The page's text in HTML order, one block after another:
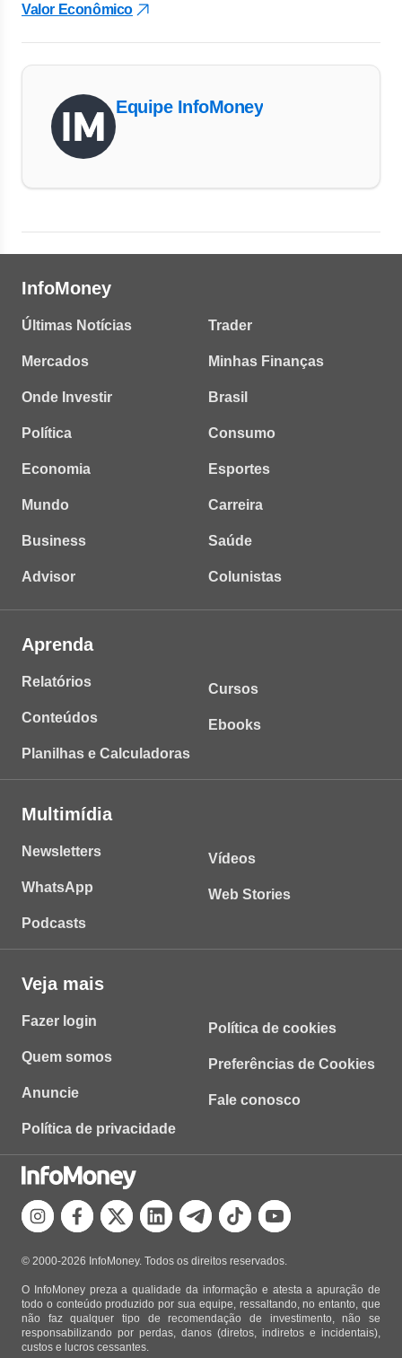
Valor Econômico
Equipe InfoMoney
InfoMoney
Últimas Notícias
Mercados
Onde Investir
Política
Economia
Mundo
Business
Advisor
Trader
Minhas Finanças
Brasil
Consumo
Esportes
Carreira
Saúde
Colunistas
Aprenda
Relatórios
Conteúdos
Planilhas e Calculadoras
Cursos
Ebooks
Multimídia
Newsletters
WhatsApp
Podcasts
Vídeos
Web Stories
Veja mais
Fazer login
Quem somos
Anuncie
Política de privacidade
Política de cookies
Preferências de Cookies
Fale conosco
© 2000-2026 InfoMoney. Todos os direitos reservados.
O InfoMoney preza a qualidade da informação e atesta a apuração de
todo o conteúdo produzido por sua equipe, ressaltando, no entanto, que
não faz qualquer tipo de recomendação de investimento, não se
responsabilizando por perdas, danos (diretos, indiretos e incidentais),
custos e lucros cessantes.